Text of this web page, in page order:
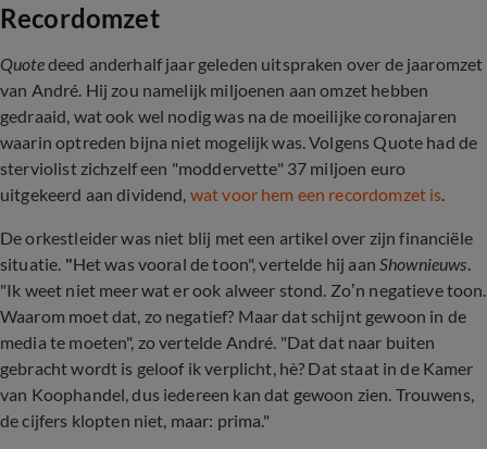
Recordomzet
Quotedeed anderhalf jaar geleden uitspraken over de jaaromzet
van André. Hij zou namelijk miljoenen aan omzet hebben
gedraaid, wat ook wel nodig was na de moeilijke coronajaren
waarin optreden bijna niet mogelijk was. Volgens Quote had de
sterviolist zichzelf een "moddervette" 37 miljoen euro
uitgekeerd aan dividend, wat voor hem een recordomzet is.
De orkestleider was niet blij met een artikel over zijn financiële
situatie. "Het was vooral de toon", vertelde hij aan Shownieuws.
"Ik weet niet meer wat er ook alweer stond. Zo’n negatieve toon.
Waarom moet dat, zo negatief? Maar dat schijnt gewoon in de
media te moeten", zo vertelde André. "Dat dat naar buiten
gebracht wordt is geloof ik verplicht, hè? Dat staat in de Kamer
van Koophandel, dus iedereen kan dat gewoon zien. Trouwens,
de cijfers klopten niet, maar: prima."